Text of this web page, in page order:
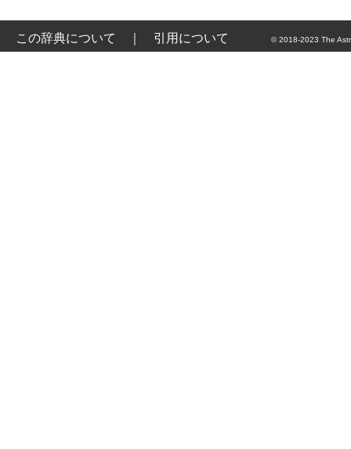
この辞典について 引用について © 2018-2023 The